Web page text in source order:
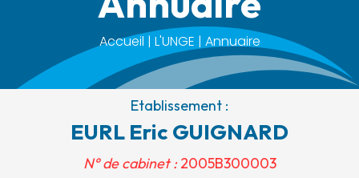
Accueil | L'UNGE | Annuaire
Etablissement :
EURL Eric GUIGNARD
N° de cabinet :2005B300003